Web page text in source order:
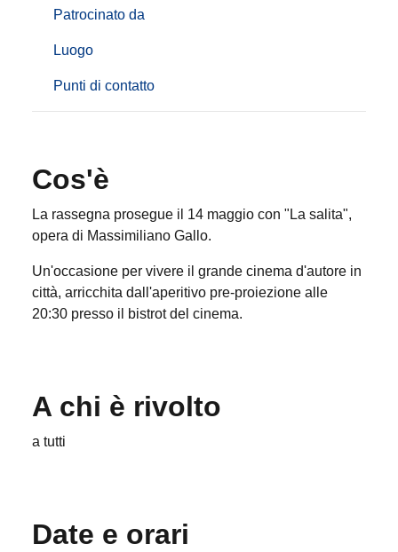
Patrocinato da
Luogo
Punti di contatto
Cos'è
La rassegna prosegue il 14 maggio con "La salita",
opera di Massimiliano Gallo.
Un'occasione per vivere il grande cinema d'autore in
città, arricchita dall'aperitivo pre-proiezione alle
20:30 presso il bistrot del cinema.
A chi è rivolto
a tutti
Date e orari